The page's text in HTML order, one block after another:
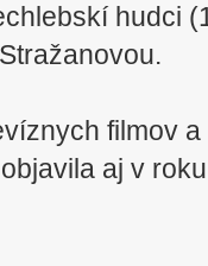
hudci
filmov a
aj v